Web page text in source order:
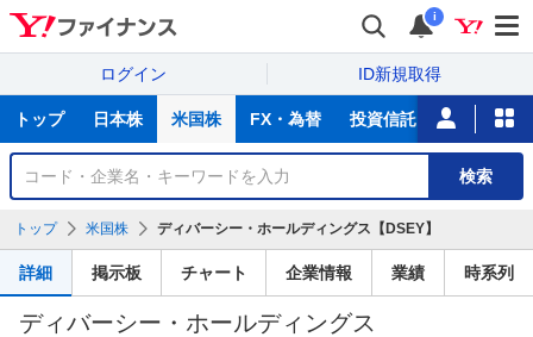
i
ログイン ID新規取得
サ
トップ 日本株 米国株 FX・為替 投資信託 ニュース
銘
検
索
検索
トップ 米国株 ディバーシー・ホールディングス【DSEY】
詳細 掲示板 チャート 企業情報 業績 時系列
ディバーシー・ホールディングス